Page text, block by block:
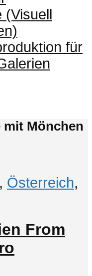
(Visuell
für
mit Mönchen
, Österreich,
From